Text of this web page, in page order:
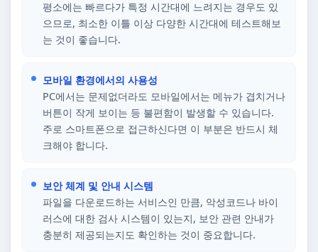
평소에는 빠르다가 특정 시간대에 느려지는 경우도 있
으므로, 최소한 이틀 이상 다양한 시간대에 테스트해보
는 것이 좋습니다.
모바일 환경에서의 사용성
PC에서는 문제없더라도 모바일에서는 메뉴가 겹치거나
버튼이 작게 보이는 등 불편함이 발생할 수 있습니다.
주로 스마트폰으로 접근하신다면 이 부분은 반드시 체
크해야 합니다.
보안 체계 및 안내 시스템
파일을 다운로드하는 서비스인 만큼, 악성코드나 바이
러스에 대한 검사 시스템이 있는지, 보안 관련 안내가
충분히 제공되는지도 확인하는 것이 중요합니다.